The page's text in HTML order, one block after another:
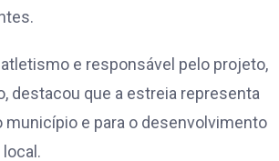
e responsável pelo projeto,
destacou que a estreia representa
município e para o desenvolvimento